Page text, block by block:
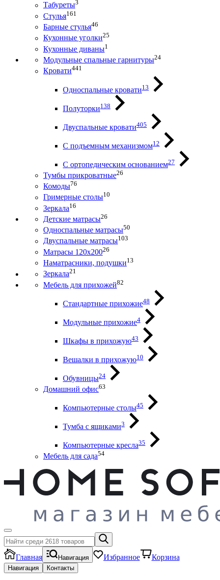
Табуреты3
Стулья161
Барные стулья46
Кухонные уголки25
Кухонные диваны1
Модульные спальные гарнитуры24
Кровати441
Односпальные кровати13
Полуторки138
Двуспальные кровати405
С подъемным механизмом12
С ортопедическим основанием27
Тумбы прикроватные26
Комоды76
Гримерные столы10
Зеркала16
Детские матрасы26
Односпальные матрасы50
Двуспальные матрасы103
Матрасы 120х20026
Наматрасники, подушки13
Зеркала21
Мебель для прихожей82
Стандартные прихожие48
Модульные прихожие4
Шкафы в прихожую43
Вешалки в прихожую10
Обувницы24
Домашний офис63
Компьютерные столы45
Тумба с ящиками3
Компьютерные кресла35
Мебель для сада54
Главная Навигация Избранное Корзина
Навигация Контакты